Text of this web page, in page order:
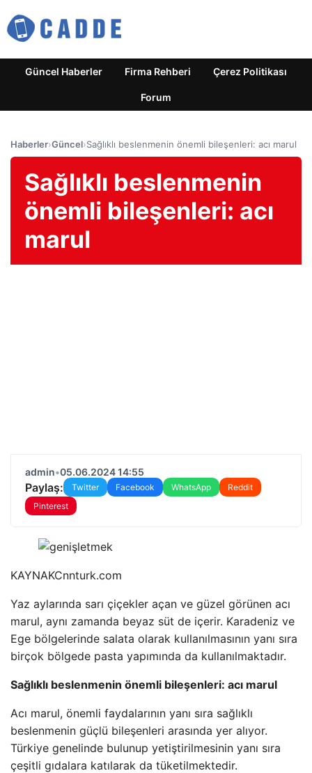
Güncel Haberler Firma Rehberi Çerez Politikası
Forum
Haberler›Güncel›Sağlıklı beslenmenin önemli bileşenleri: acı marul
Sağlıklı beslenmenin
önemli bileşenleri: acı
marul
admin•05.06.2024 14:55
Paylaş: Twitter Facebook WhatsApp
Reddit
Pinterest
KAYNAKCnnturk.com
Yaz aylarında sarı çiçekler açan ve güzel görünen acı
marul, aynı zamanda beyaz süt de içerir. Karadeniz ve
Ege bölgelerinde salata olarak kullanılmasının yanı sıra
birçok bölgede pasta yapımında da kullanılmaktadır.
Sağlıklı beslenmenin önemli bileşenleri: acı marul
Acı marul, önemli faydalarının yanı sıra sağlıklı
beslenmenin güçlü bileşenleri arasında yer alıyor.
Türkiye genelinde bulunup yetiştirilmesinin yanı sıra
çeşitli gıdalara katılarak da tüketilmektedir.